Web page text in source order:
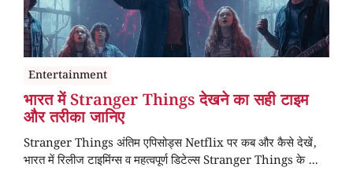
Entertainment
भारत में Stranger Things देखने का सही टाइम
और तरीका जानिए
Stranger Things अंतिम एपिसोड्स Netflix पर कब और कैसे देखें,
भारत में रिलीज टाइमिंग्स व महत्वपूर्ण डिटेल्स Stranger Things के ...